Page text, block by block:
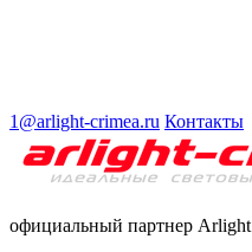
1@arlight-crimea.ru Контакты
официальный партнер Arlight